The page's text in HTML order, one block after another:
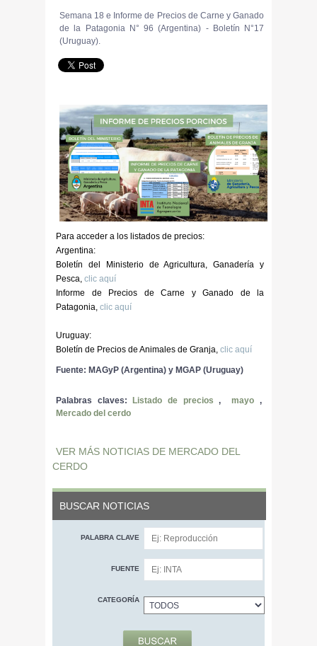
Semana 18 e Informe de Precios de Carne y Ganado
de la Patagonia N° 96 (Argentina) - Boletín N°17
(Uruguay).
Para acceder a los listados de precios:
Argentina:
Boletín del Ministerio de Agricultura, Ganadería y
Pesca, clic aquí
Informe de Precios de Carne y Ganado de la
Patagonia, clic aquí
Uruguay:
Boletín de Precios de Animales de Granja, clic aquí
Fuente: MAGyP (Argentina) y MGAP (Uruguay)
Palabras claves: Listado de precios ,mayo ,
Mercado del cerdo
VER MÁS NOTICIAS DE MERCADO DEL
CERDO
BUSCAR NOTICIAS
PALABRA CLAVE
FUENTE
CATEGORÍA